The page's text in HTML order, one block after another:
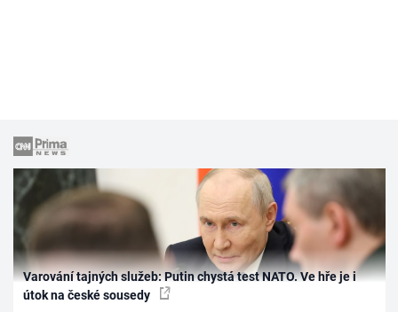
Varování tajných služeb: Putin chystá test NATO. Ve hře je i
útok na české sousedy